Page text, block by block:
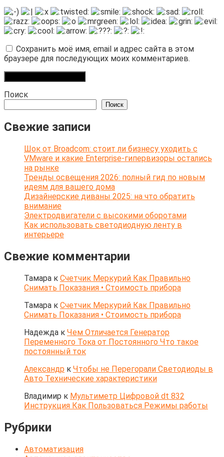
Сохранить моё имя, email и адрес сайта в этом
браузере для последующих моих комментариев.
Поиск
Поиск
Свежие записи
Шок от Broadcom: стоит ли бизнесу уходить с
VMware и какие Enterprise-гипервизоры остались
на рынке
Тренды освещения 2026: полный гид по новым
идеям для вашего дома
Дизайнерские диваны 2025: на что обратить
внимание
Электродвигатели с высокими оборотами
Как использовать светодиодную ленту в
интерьере
Свежие комментарии
Тамара к Счетчик Меркурий Как Правильно
Снимать Показания • Стоимость прибора
Тамара к Счетчик Меркурий Как Правильно
Снимать Показания • Стоимость прибора
Надежда к Чем Отличается Генератор
Переменного Тока от Постоянного Что такое
постоянный ток
Александр к Чтобы не Перегорали Светодиоды в
Авто Технические характеристики
Владимир к Мультиметр Цифровой dt 832
Инструкция Как Пользоваться Режимы работы
Рубрики
Автоматизация